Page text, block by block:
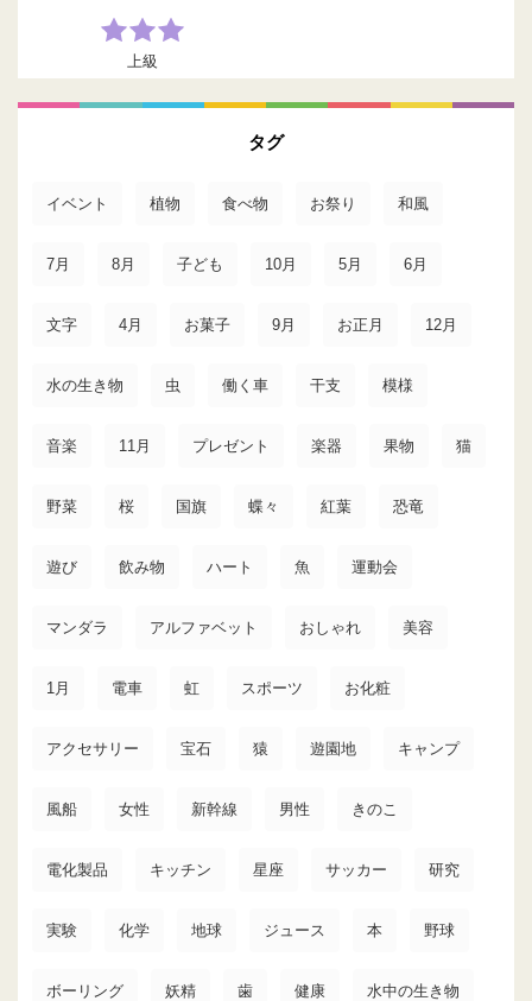
上級
タグ
イベント 植物 食べ物 お祭り 和風
7月 8月 子ども 10月 5月 6月
文字 4月 お菓子 9月 お正月 12月
水の生き物 虫 働く車 干支 模様
音楽 11月 プレゼント 楽器 果物 猫
野菜 桜 国旗 蝶々 紅葉 恐竜
遊び 飲み物 ハート 魚 運動会
マンダラ アルファベット おしゃれ 美容
1月 電車 虹 スポーツ お化粧
アクセサリー 宝石 猿 遊園地 キャンプ
風船 女性 新幹線 男性 きのこ
電化製品 キッチン 星座 サッカー 研究
実験 化学 地球 ジュース 本 野球
ボーリング 妖精 歯 健康 水中の生き物